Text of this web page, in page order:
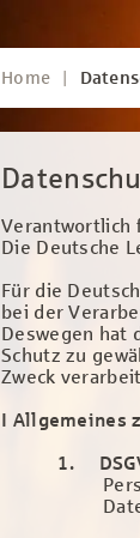
Home
Verantwortlich
Die Deutsche
Für die
bei der
Deswegen hat
Schutz zu
Zweck
I Allgemeines
1.